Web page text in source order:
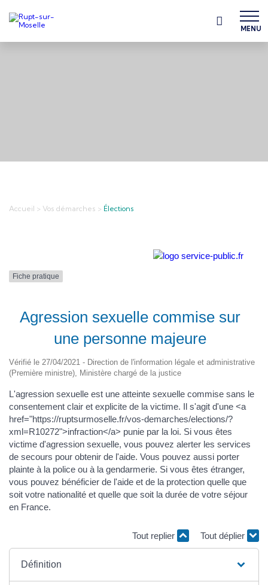
MENU
Accueil > Vos démarches > Élections
Fiche pratique
Agression sexuelle commise sur
une personne majeure
Vérifié le 27/04/2021 - Direction de l'information légale et administrative
(Première ministre), Ministère chargé de la justice
L'agression sexuelle est une atteinte sexuelle commise sans le
consentement clair et explicite de la victime. Il s'agit d'une <a
href="https://ruptsurmoselle.fr/vos-demarches/elections/?
xml=R10272">infraction</a> punie par la loi. Si vous êtes
victime d'agression sexuelle, vous pouvez alerter les services
de secours pour obtenir de l'aide. Vous pouvez aussi porter
plainte à la police ou à la gendarmerie. Si vous êtes étranger,
vous pouvez bénéficier de l'aide et de la protection quelle que
soit votre nationalité et quelle que soit la durée de votre séjour
en France.
Tout replier Tout déplier
Définition